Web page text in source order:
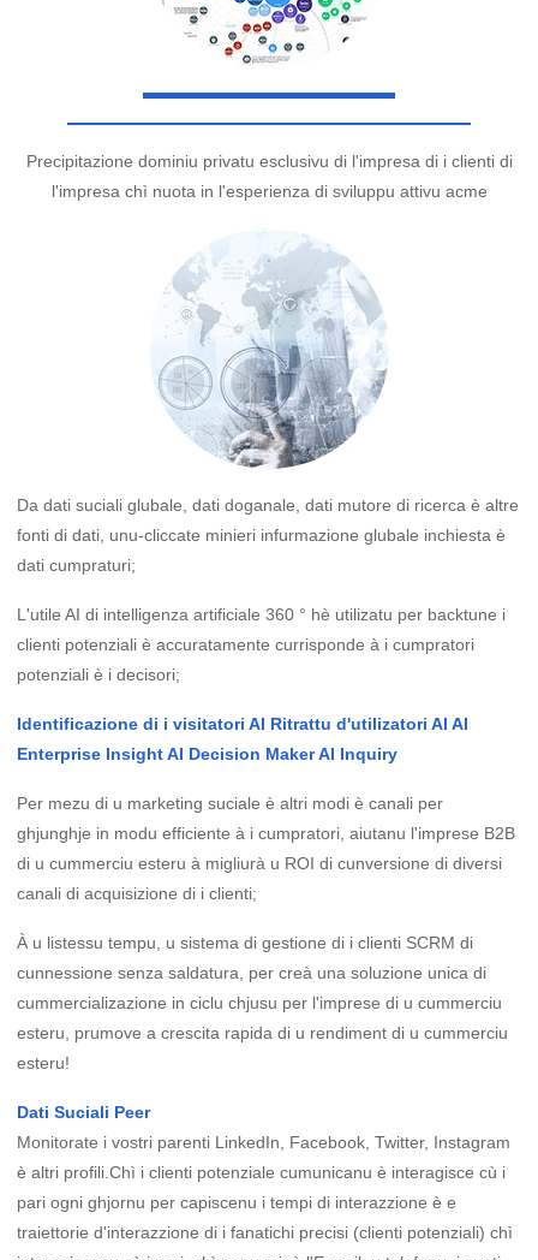
Precipitazione dominiu privatu esclusivu di l'impresa di i clienti di
l'impresa chì nuota in l'esperienza di sviluppu attivu acme
Da dati suciali glubale, dati doganale, dati mutore di ricerca è altre
fonti di dati, unu-cliccate minieri infurmazione glubale inchiesta è
dati cumpraturi;
L'utile AI di intelligenza artificiale 360 ​​° hè utilizatu per backtune i
clienti potenziali è accuratamente currisponde à i cumpratori
potenziali è i decisori;
Identificazione di i visitatori AI Ritrattu d'utilizatori AI AI
Enterprise Insight AI Decision Maker AI Inquiry
Per mezu di u marketing suciale è altri modi è canali per
ghjunghje in modu efficiente à i cumpratori, aiutanu l'imprese B2B
di u cummerciu esteru à migliurà u ROI di cunversione di diversi
canali di acquisizione di i clienti;
À u listessu tempu, u sistema di gestione di i clienti SCRM di
cunnessione senza saldatura, per creà una soluzione unica di
cummercializazione in ciclu chjusu per l'imprese di u cummerciu
esteru, prumove a crescita rapida di u rendiment di u cummerciu
esteru!
Dati Suciali Peer
Monitorate i vostri parenti LinkedIn, Facebook, Twitter, Instagram
è altri profili.Chì i clienti potenziale cumunicanu è interagisce cù i
pari ogni ghjornu per capiscenu i tempi di interazzione è e
traiettorie d'interazzione di i fanatichi precisi (clienti potenziali) chì